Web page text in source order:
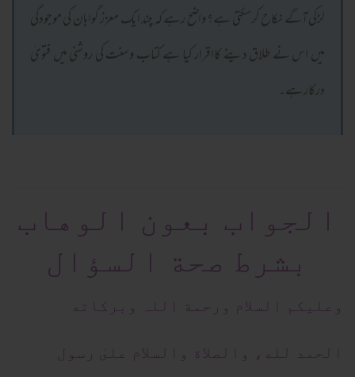
لڑکی آگے نکاح کرسکتی ہے؟ واضح رہے کہ چند ایک معزز گواہان کی موجودگی
میں اس نے طلاق دینے کااقرار کیا ہے کتاب وسنت کی روشنی میں فتویٰ
درکار ہے۔
الجواب بعون الوهاب
بشرط صحة السؤال
وعلیکم السلام ورحمة اللہ وبرکاته
الحمد لله، والصلاة والسلام علىٰ رسول